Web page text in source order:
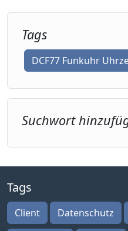
Tags
DCF77 Funkuhr
Suchwort
Tags
Client Datenschutz